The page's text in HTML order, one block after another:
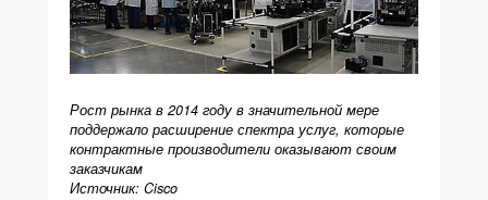
Рост рынка в 2014 году в значительной мере
поддержало расширение спектра услуг, которые
контрактные производители оказывают своим
заказчикам
Источник: Cisco